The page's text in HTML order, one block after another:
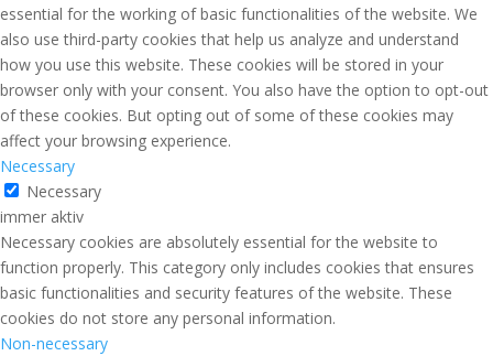
essential for the working of basic functionalities of the website. We
also use third-party cookies that help us analyze and understand
how you use this website. These cookies will be stored in your
browser only with your consent. You also have the option to opt-out
of these cookies. But opting out of some of these cookies may
affect your browsing experience.
Necessary
Necessary
immer aktiv
Necessary cookies are absolutely essential for the website to
function properly. This category only includes cookies that ensures
basic functionalities and security features of the website. These
cookies do not store any personal information.
Non-necessary